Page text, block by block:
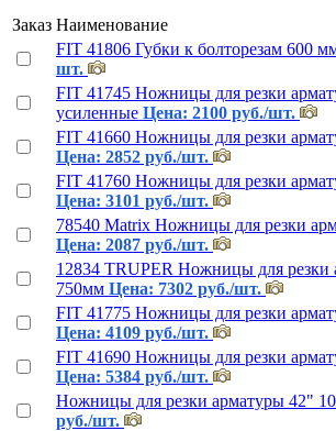
Заказ Наименование
FIT 41806 Губки к болторезам 600
шт.
FIT 41745 Ножницы для резки
усиленные Цена: 2100 руб./шт.
FIT 41660 Ножницы для резки
Цена: 2852 руб./шт.
FIT 41760 Ножницы для резки
Цена: 3101 руб./шт.
78540 Matrix Ножницы для резки
Цена: 2087 руб./шт.
12834 TRUPER Ножницы для резки
750мм Цена: 7302 руб./шт.
FIT 41775 Ножницы для резки
Цена: 4109 руб./шт.
FIT 41690 Ножницы для резки
Цена: 5384 руб./шт.
Ножницы для резки арматуры 42"
руб./шт.